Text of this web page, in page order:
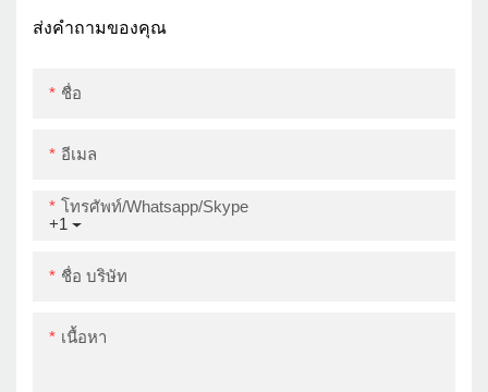
บาร์โค้ดเครื่องพิมพ์
ส่งคำถามของคุณ
ชื่อ
อีเมล
+1
โทรศัพท์/whatsapp/skype
ชื่อ บริษัท
เนื้อหา